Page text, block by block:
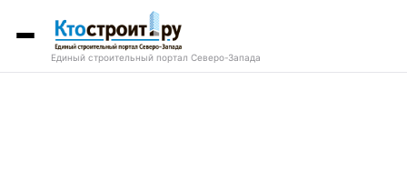
Единый строительный портал Северо-Запада